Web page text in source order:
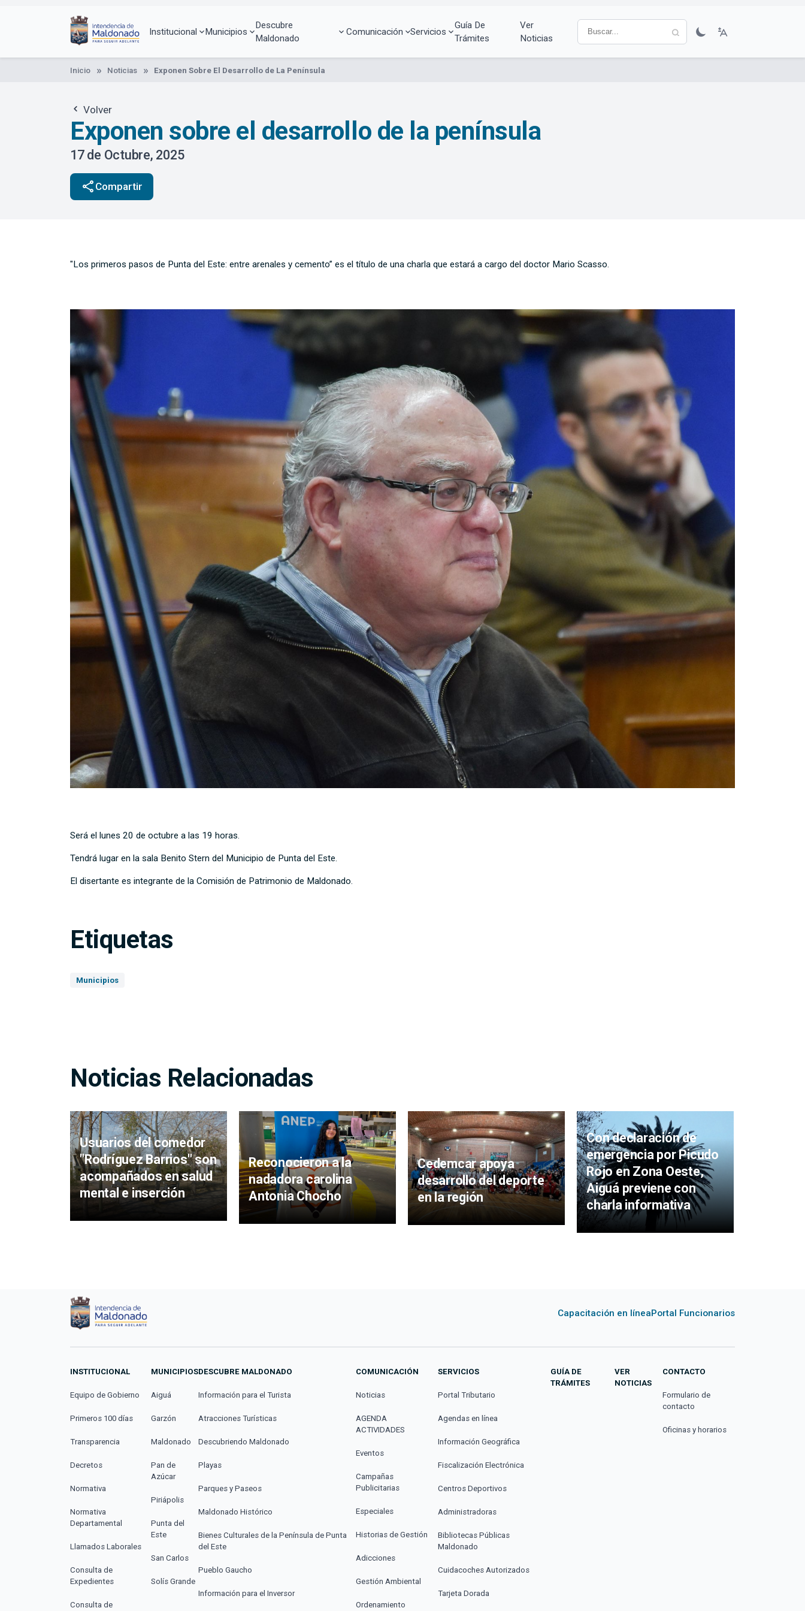
Institucional Municipios
Descubre
Maldonado
Comunicación Servicios
Guía De
Trámites
Ver
Noticias
Inicio Noticias Exponen Sobre El Desarrollo de La Península
Volver
Exponen sobre el desarrollo de la península
17 de Octubre, 2025
share Compartir
"Los primeros pasos de Punta del Este: entre arenales y cemento” es el título de una charla que estará a cargo del doctor Mario Scasso.
Será el lunes 20 de octubre a las 19 horas.
Tendrá lugar en la sala Benito Stern del Municipio de Punta del Este.
El disertante es integrante de la Comisión de Patrimonio de Maldonado.
Etiquetas
Municipios
Noticias Relacionadas
Usuarios del comedor
"Rodríguez Barrios" son
acompañados en salud
mental e inserción
Reconocieron a la
nadadora carolina
Antonia Chocho
Cedemcar apoya
desarrollo del deporte
en la región
Con declaración de
emergencia por Picudo
Rojo en Zona Oeste,
Aiguá previene con
charla informativa
Capacitación en líneaPortal Funcionarios
INSTITUCIONAL
Equipo de Gobierno
Primeros 100 días
Transparencia
Decretos
Normativa
Normativa
Departamental
Llamados Laborales
Consulta de
Expedientes
Consulta de
MUNICIPIOS
Aiguá
Garzón
Maldonado
Pan de
Azúcar
Piriápolis
Punta del
Este
San Carlos
Solís Grande
DESCUBRE MALDONADO
Información para el Turista
Atracciones Turísticas
Descubriendo Maldonado
Playas
Parques y Paseos
Maldonado Histórico
Bienes Culturales de la Península de Punta
del Este
Pueblo Gaucho
Información para el Inversor
COMUNICACIÓN
Noticias
AGENDA
ACTIVIDADES
Eventos
Campañas
Publicitarias
Especiales
Historias de Gestión
Adicciones
Gestión Ambiental
Ordenamiento
SERVICIOS
Portal Tributario
Agendas en línea
Información Geográfica
Fiscalización Electrónica
Centros Deportivos
Administradoras
Bibliotecas Públicas
Maldonado
Cuidacoches Autorizados
Tarjeta Dorada
GUÍA DE
TRÁMITES
VER
NOTICIAS
CONTACTO
Formulario de
contacto
Oficinas y horarios